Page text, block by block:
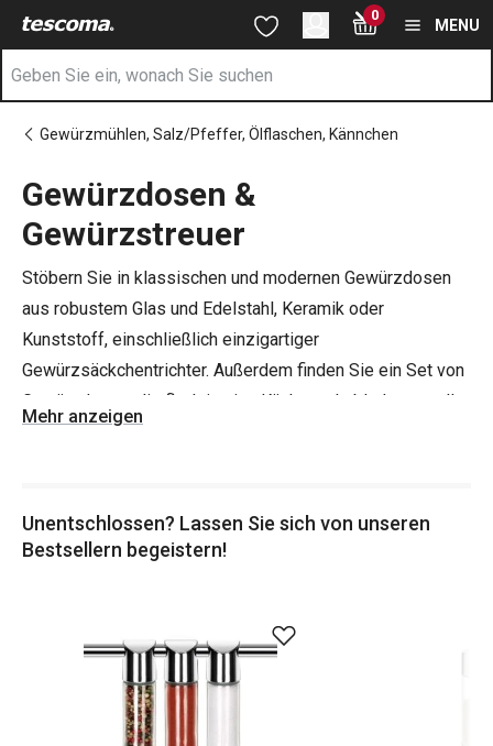
Sie befinden sich auf der Gewürzdosen & Gewürzstreuer Seite
Zum Hauptinhalt springen
Zur Suche springen
Zur Navigation springen 0
MENU
Gewürzmühlen, Salz/Pfeffer, Ölflaschen, Kännchen
Gewürzdosen &
Gewürzstreuer
Stöbern Sie in klassischen und modernen Gewürzdosen
aus robustem Glas und Edelstahl, Keramik oder
Kunststoff, einschließlich einzigartiger
Gewürzsäckchentrichter. Außerdem finden Sie ein Set von
Gewürzdosen, die flach in eine Küchenschublade gestellt
werden können, und Gewürzdosen auf einem drehbaren
Tipp: Erstellen Sie Ihr eigenes System und vereinfachen
Sie Ihre Küchenarbeit. Verwenden Sie zum Beispiel
Mehr anzeigen
Unentschlossen? Lassen Sie sich von unseren
Bestsellern begeistern!